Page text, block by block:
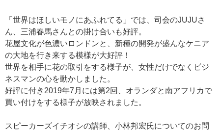
「世界はほしいモノにあふれてる」では、司会のJUJUさ
ん、三浦春馬さんとの掛け合いも好評。
花屋文化が色濃いロンドンと、新種の開発が盛んなケニア
の大地を行き来する模様が大好評！
世界を相手に花の取引をする様子が、女性だけでなくビジ
ネスマンの心を動かしました。
好評に付き2019年7月には第2回、オランダと南アフリカで
買い付けをする様子が放映されました。
スピーカーズイチオシの講師、小林邦宏氏についてのお問